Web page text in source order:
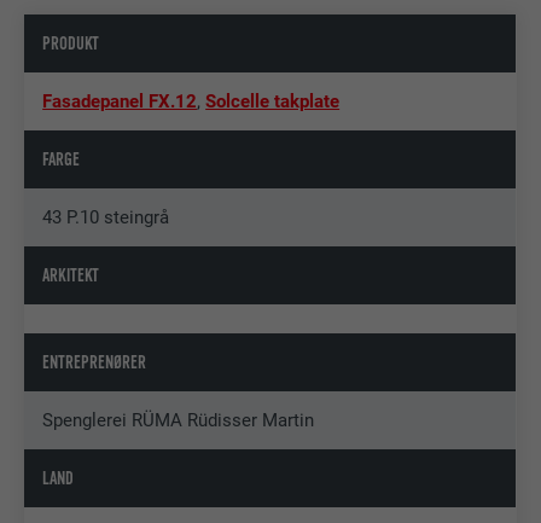
PRODUKT
Fasadepanel FX.12,Solcelle takplate
FARGE
43 P.10 steingrå
ARKITEKT
ENTREPRENØRER
Spenglerei RÜMA Rüdisser Martin
LAND